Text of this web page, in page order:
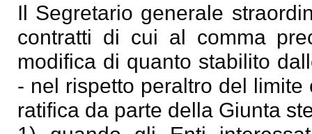
Il Segretario generale
contratti di cui al comma
modifica di quanto stabilito
- nel rispetto peraltro del
ratifica da parte della Giunta